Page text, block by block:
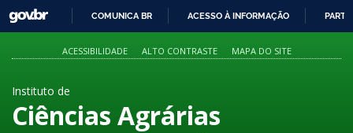
PARA
O
GOVBR
COMUNICA BR ACESSO À INFORMAÇÃO
ACESSIBILIDADE ALTO CONTRASTE MAPA DO SITE
Instituto de
Ciências Agrárias